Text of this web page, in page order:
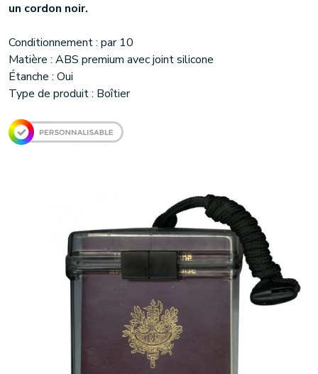
un cordon noir.
Conditionnement : par 10
Matière : ABS premium avec joint silicone
Étanche : Oui
Type de produit : Boîtier